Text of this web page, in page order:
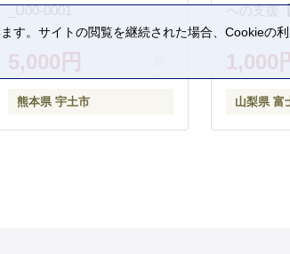
_U00-0001
5,000円
熊本県 宇土市
への支援
1,000
山梨県 富
。サイトの閲覧を継続された場合、Cookieの